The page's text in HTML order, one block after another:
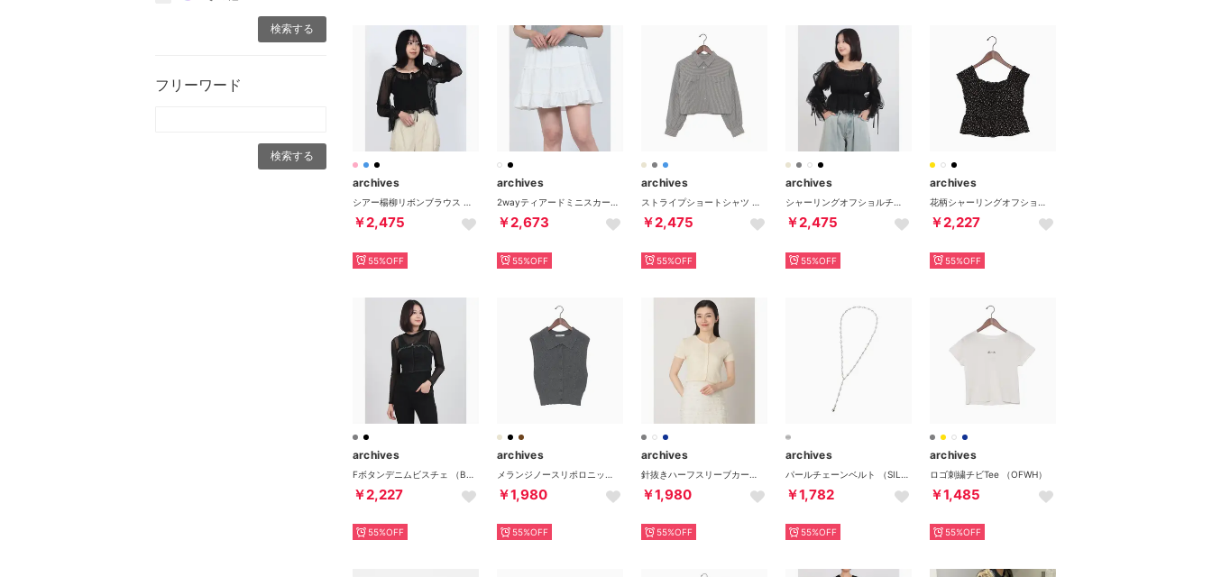
フリーワード
archives
￥2,475
55%OFF
archives
￥2,673
55%OFF
archives
￥2,475
55%OFF
archives
￥2,475
55%OFF
archives
￥2,227
55%OFF
archives
￥2,227
55%OFF
archives
￥1,980
55%OFF
archives
￥1,980
55%OFF
archives
￥1,782
55%OFF
archives
ロゴ刺繍チビTee （OFWH）
￥1,485
55%OFF